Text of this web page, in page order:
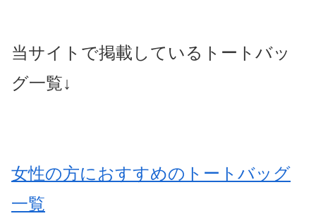
当サイトで掲載しているトートバッ
グ一覧↓
女性の方におすすめのトートバッグ
一覧